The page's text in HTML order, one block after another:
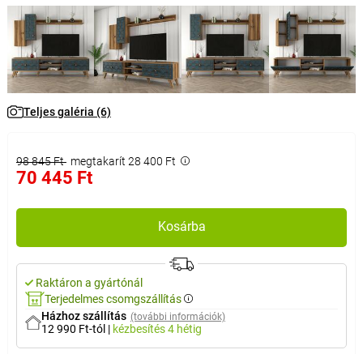
Teljes galéria (6)
98 845 Ft megtakarít 28 400 Ft
70 445 Ft
Kosárba
Raktáron a gyártónál
Terjedelmes csomgszállítás
Házhoz szállítás (további információk)
12 990 Ft-tól | kézbesítés4 hétig